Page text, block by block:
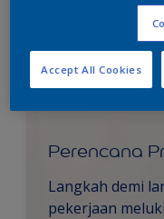
Perencana
Langkah demi
pekerjaan
Accept All Cookies